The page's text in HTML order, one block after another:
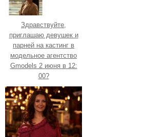
Здравствуйте,
приглашаю девушек и
парней на кастинг в
модельное агентство
Gmodels 2 июня в 12:
00?